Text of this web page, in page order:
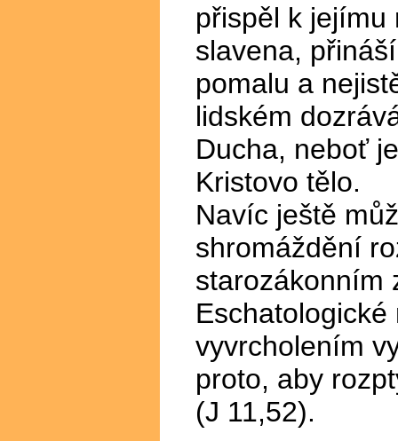
přispěl k jejímu
slavena,
pomalu a
lidském
Ducha, neboť
Kristovo tělo.
Navíc ještě
shromáždění
starozákonním
vyvrcholením
proto, aby
(J 11,52).